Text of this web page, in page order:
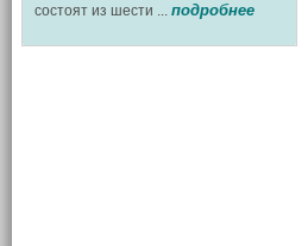
состоят из шести ... подробнее